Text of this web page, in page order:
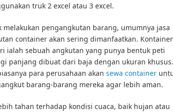
truk 2 excel atau 3 excel.
melakukan pengangkutan barang, umumnya jasa
container akan sering dimanfaatkan. Kontainer
ialah sebuah angkutan yang punya bentuk peti
panjang dibuat dari baja dengan ukuran khusus.
para perusahaan akan sewa container
barang-barang mereka agar lebih aman.
tahan terhadap kondisi cuaca, baik hujan atau